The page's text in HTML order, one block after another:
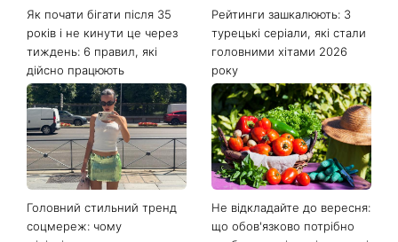
Останні новини
років і не кинути це через
тиждень: 6 правил, які
турецькі серіали, які стали
головними хітами 2026